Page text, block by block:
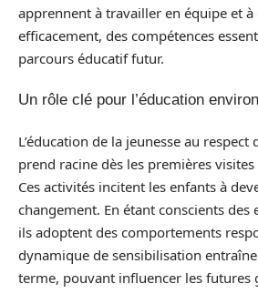
apprennent à travailler en équipe et
efficacement, des compétences
parcours éducatif futur.
Un rôle clé pour l’éducation
L’éducation de la jeunesse au respect
prend racine dès les premières
Ces activités incitent les enfants à
changement. En étant conscients des
ils adoptent des comportements
dynamique de sensibilisation
terme, pouvant influencer les futures